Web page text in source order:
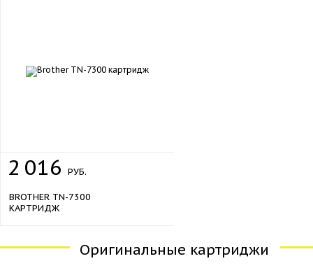
2 016 РУБ.
BROTHER TN-7300
КАРТРИДЖ
Оригинальные картриджи